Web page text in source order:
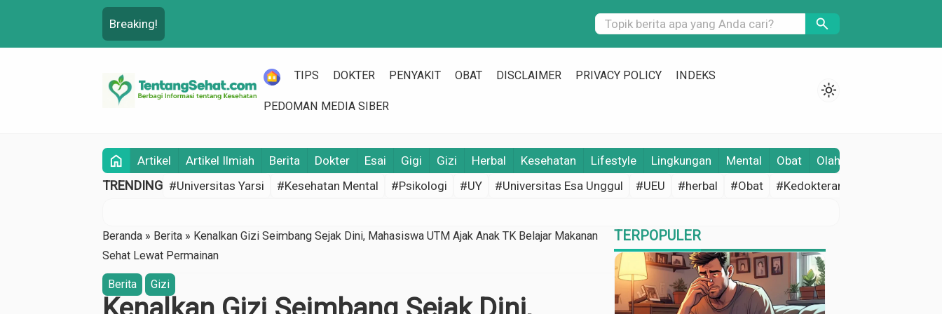
Breaking! search
HOME
TIPS DOKTER PENYAKIT OBAT DISCLAIMER PRIVACY POLICY INDEKS
PEDOMAN MEDIA SIBER
light_mode
home Artikel Artikel Ilmiah Berita Dokter Esai Gigi Gizi Herbal Kesehatan Lifestyle Lingkungan Mental Obat Olahraga
TRENDING #Universitas Yarsi #Kesehatan Mental #Psikologi #UY #Universitas Esa Unggul #UEU #herbal #Obat #Kedokteran
Beranda » Berita » Kenalkan Gizi Seimbang Sejak Dini, Mahasiswa UTM Ajak Anak TK Belajar Makanan
Sehat Lewat Permainan
Berita Gizi
TERPOPULER